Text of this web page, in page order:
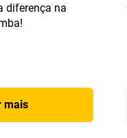
diferença na
mais